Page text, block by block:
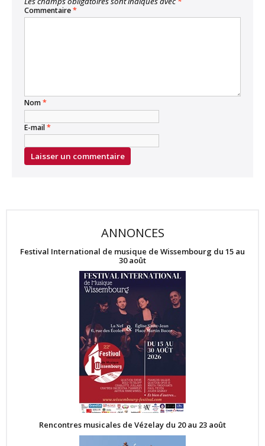
Commentaire*
Nom*
E-mail*
ANNONCES
Festival International de musique de Wissembourg du 15 au
30 août
Rencontres musicales de Vézelay du 20 au 23 août